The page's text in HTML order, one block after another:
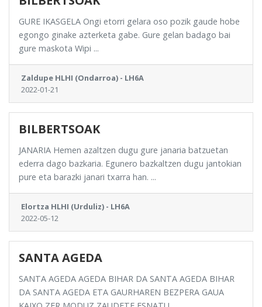
GURE IKASGELA Ongi etorri gelara oso pozik gaude hobe
egongo ginake azterketa gabe. Gure gelan badago bai
gure maskota Wipi ...
Zaldupe HLHI (Ondarroa) - LH6A
2022-01-21
BILBERTSOAK
JANARIA Hemen azaltzen dugu gure janaria batzuetan
ederra dago bazkaria. Egunero bazkaltzen dugu jantokian
pure eta barazki janari txarra han. ...
Elortza HLHI (Urduliz) - LH6A
2022-05-12
SANTA AGEDA
SANTA AGEDA AGEDA BIHAR DA SANTA AGEDA BIHAR
DA SANTA AGEDA ETA GAURHAREN BEZPERA GAUA